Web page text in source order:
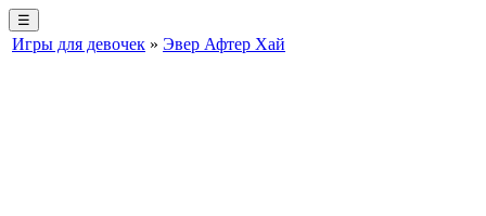
☰
Игры для девочек » Эвер Афтер Хай